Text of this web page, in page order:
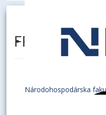
Národohospodárska